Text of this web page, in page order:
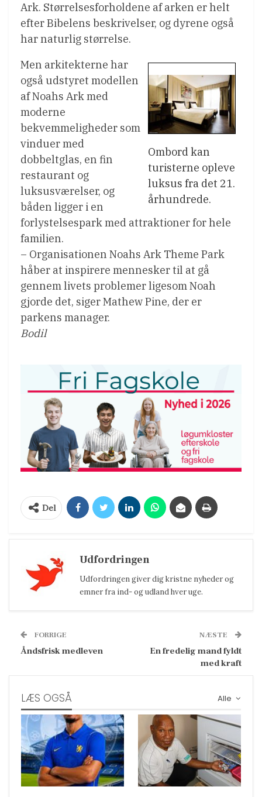
Ark. Størrelsesforholdene af arken er helt
efter Bibelens beskrivelser, og dyrene også
har naturlig størrelse.
Ombord kan
turisterne opleve
luksus fra det 21.
århundrede.
Men arkitekterne har
også udstyret modellen
af Noahs Ark med
moderne
bekvemmeligheder som
vinduer med
dobbeltglas, en fin
restaurant og
luksusværelser, og
båden ligger i en
forlystelsespark med attraktioner for hele
familien.
– Organisationen Noahs Ark Theme Park
håber at inspirere mennesker til at gå
gennem livets problemer ligesom Noah
gjorde det, siger Mathew Pine, der er
parkens manager.
Bodil
Del
Udfordringen
Udfordringen giver dig kristne nyheder og
emner fra ind- og udland hver uge.
FORRIGE
Åndsfrisk medleven
NÆSTE
En fredelig mand fyldt
med kraft
Alle
LÆS OGSÅ